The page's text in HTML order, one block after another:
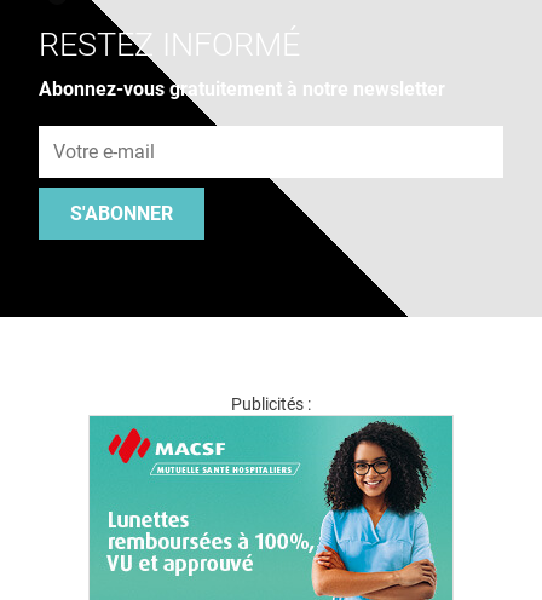
RESTEZ INFORMÉ
Abonnez-vous gratuitement à notre newsletter
S'ABONNER
Publicités :